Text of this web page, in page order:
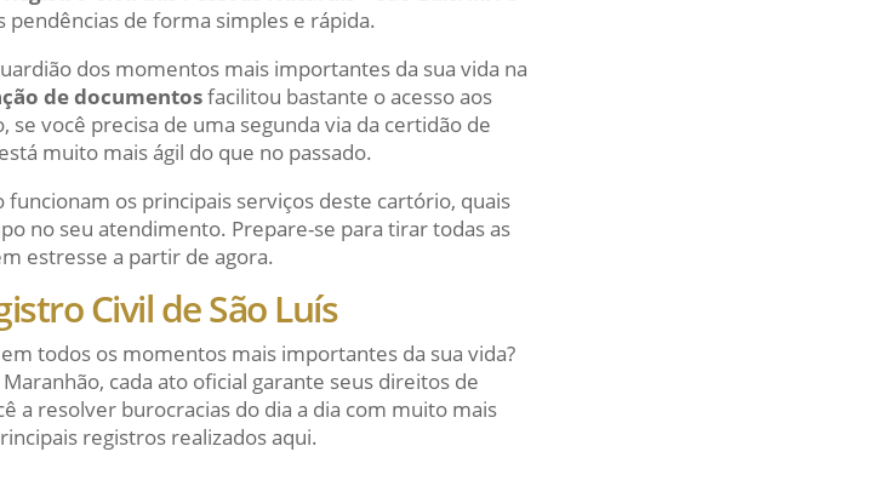
de forma simples e rápida.
dos momentos mais importantes da sua vida na
de documentosfacilitou bastante o acesso aos
você precisa de uma segunda via da certidão de
muito mais ágil do que no passado.
os principais serviços deste cartório, quais
no seu atendimento. Prepare-se para tirar todas as
estresse a partir de agora.
Civil de São Luís
todos os momentos mais importantes da sua vida?
cada ato oficial garante seus direitos de
a resolver burocracias do dia a dia com muito mais
registros realizados aqui.